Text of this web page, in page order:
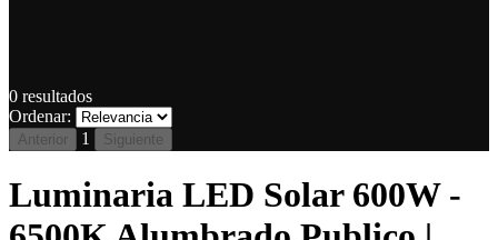
0 resultados
Ordenar:
Anterior 1 Siguiente
Luminaria LED Solar 600W -